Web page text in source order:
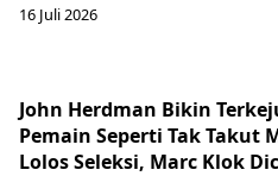
16 Juli 2026
John Herdman Bikin
Pemain Seperti Tak Takut
Lolos Seleksi, Marc Klok